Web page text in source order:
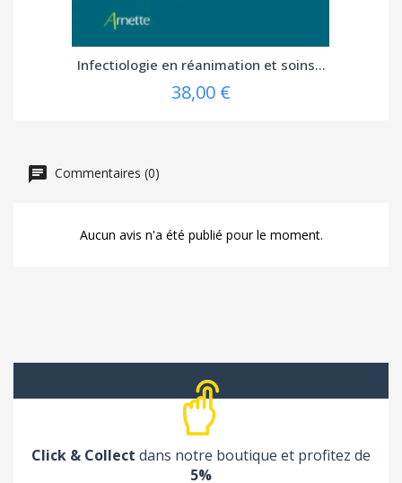
Infectiologie en réanimation et soins...
38,00 €
Commentaires (0)
Aucun avis n'a été publié pour le moment.
Click & Collect dans notre boutique et profitez de
5%